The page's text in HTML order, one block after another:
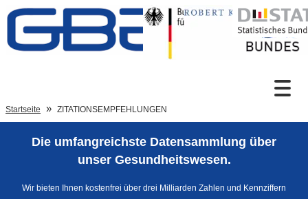
Zum Inhalt
Sprachumschaltung
Startseite ZITATIONSEMPFEHLUNGEN
Die umfangreichste Datensammlung über
unser Gesundheitswesen.
Wir bieten Ihnen kostenfrei über drei Milliarden Zahlen und Kennziffern